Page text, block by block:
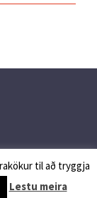
til að tryggja
Lestu meira